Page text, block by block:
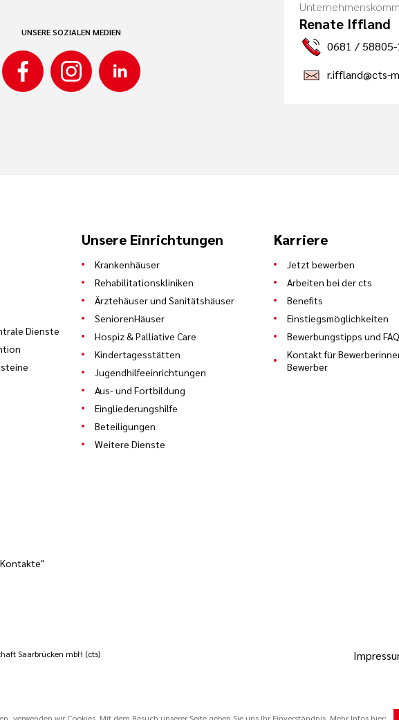
UNSERE SOZIALEN MEDIEN Renate Iffland
0681 / 58805-
r.iffland@cts-
Dienste
Unsere Einrichtungen
Krankenhäuser
Rehabilitationskliniken
Ärztehäuser und Sanitätshäuser
SeniorenHäuser
Hospiz & Palliative Care
Kindertagesstätten
Jugendhilfeeinrichtungen
Aus- und Fortbildung
Eingliederungshilfe
Beteiligungen
Weitere Dienste
Karriere
Jetzt bewerben
Arbeiten bei der cts
Benefits
Einstiegsmöglichkeiten
Bewerbungstipps und
Kontakt für
Bewerber
Saarbrücken mbH (cts)